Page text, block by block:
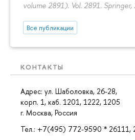
volume 2891). Vol. 2891. Springer,
Все публикации
КОНТАКТЫ
Адрес: ул. Шаболовка, 26-28,
корп. 1, каб. 1201, 1222, 1205
г. Москва, Россия
Тел.: +7(495) 772-9590 * 26111,